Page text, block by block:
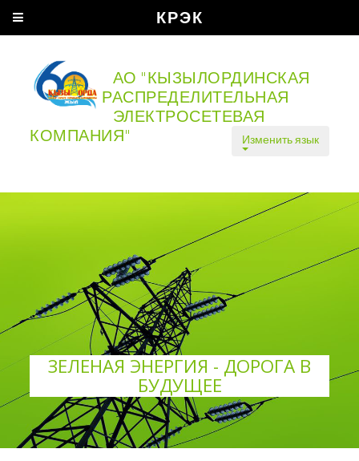
АО "КЫЗЫЛОРДИНСКАЯ
РАСПРЕДЕЛИТЕЛЬНАЯ
ЭЛЕКТРОСЕТЕВАЯ
КОМПАНИЯ"
Изменить язык
ЗЕЛЕНАЯ ЭНЕРГИЯ - ДОРОГА В
БУДУЩЕЕ
КРЭК